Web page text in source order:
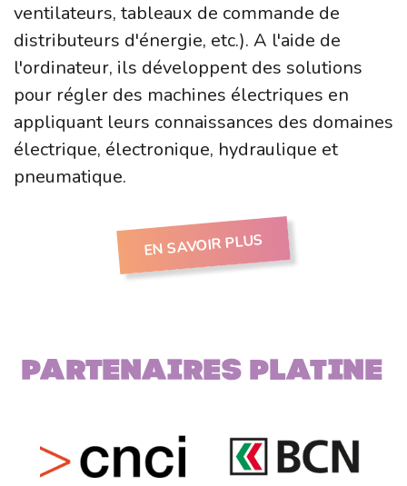
ventilateurs, tableaux de commande de
distributeurs d'énergie, etc.). A l'aide de
l'ordinateur, ils développent des solutions
pour régler des machines électriques en
appliquant leurs connaissances des domaines
électrique, électronique, hydraulique et
pneumatique.
EN SAVOIR PLUS
Partenaires PLATINE